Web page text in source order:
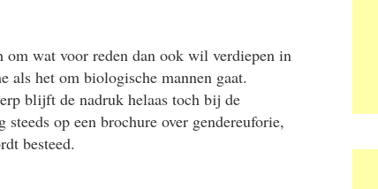
om wat voor reden dan ook wil verdiepen in
als het om biologische mannen gaat.
blijft de nadruk helaas toch bij de
op een brochure over gendereuforie,
besteed.